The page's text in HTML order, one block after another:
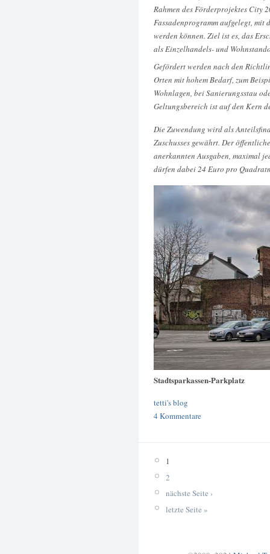
Rahmen des Förderprojektes City
Fassadenprogramm aufgelegt, mit
werden können. Ziel ist es, das
als Einzelhandels- und
Gefördert werden nach den
Orten mit hohem Bedarf, zum
Wohnlagen, bei Sanierungsstau
Geltungsbereich ist auf den Kern
Die Zuwendung wird als
Zuschusses gewährt. Der
anerkannten Ausgaben, maximal
dürfen dabei 24 Euro pro
Stadtsparkassen-Parkplatz
tetti's blog
4 Kommentare
1
2
nächste Seite ›
letzte Seite »